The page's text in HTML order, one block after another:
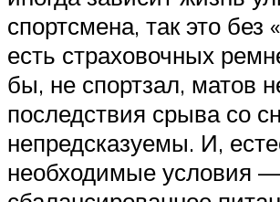
спортсмена, так это без
есть страховочных
бы, не спортзал, матов
последствия срыва со
непредсказуемы. И,
необходимые условия